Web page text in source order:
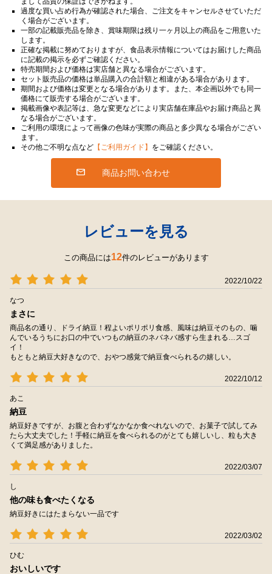
過度な買い占め行為が確認された場合、ご注文をキャンセルさせていただ
く場合がございます。
一部の記載販売品を除き、賞味期限は残り一ヶ月以上の商品をご用意いた
します。
正確な掲載に努めておりますが、食品表示情報についてはお届けした商品
に記載の掲示を必ずご確認ください。
特売期間および価格は実店舗と異なる場合がございます。
セット販売品の価格は単品購入の合計額と相違がある場合があります。
期間および価格は変更となる場合があります。また、本企画以外でも同一
価格にて販売する場合がございます。
掲載画像や表記等は、急な変更などにより実店舗在庫品やお届け商品と異
なる場合がございます。
ご利用の環境によって画像の色味が実際の商品と多少異なる場合がござい
ます。
その他ご不明な点など 【ご利用ガイド】 をご確認ください。
商品お問い合わせ
レビューを見る
この商品には12件のレビューがあります
2022/10/22
なつ
まさに
商品名の通り、ドライ納豆！程よいポリポリ食感、風味は納豆そのもの、噛
んでいるうちにお口の中でいつもの納豆のネバネバ感すら生まれる…スゴ
イ！
もともと納豆大好きなので、おやつ感覚で納豆食べられるの嬉しい。
2022/10/12
あこ
納豆
納豆好きですが、お腹と合わずなかなか食べれないので、お菓子で試してみ
たら大丈夫でした！手軽に納豆を食べられるのがとても嬉しいし、粒も大き
くて満足感がありました。
2022/03/07
し
他の味も食べたくなる
納豆好きにはたまらない一品です
2022/03/02
ひむ
おいしいです